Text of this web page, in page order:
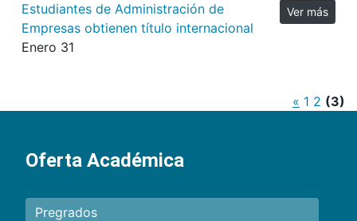
Estudiantes de Administración de
Empresas obtienen título internacional
Enero 31
Ver más
« 1 2 (3)
Oferta Académica
Pregrados